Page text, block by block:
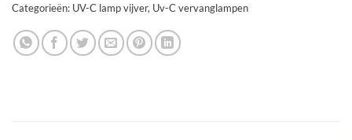
Categorieën: UV-C lamp vijver, Uv-C vervanglampen